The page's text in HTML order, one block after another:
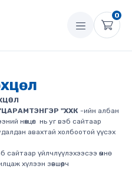
0
"ХХК -ийн албан
нөхцөл нь уг вэб сайтаар
авахтай холбоотой үүсэх
үйлчлүүлэхээсээ өмнө
хүлээн зөвшөөрч